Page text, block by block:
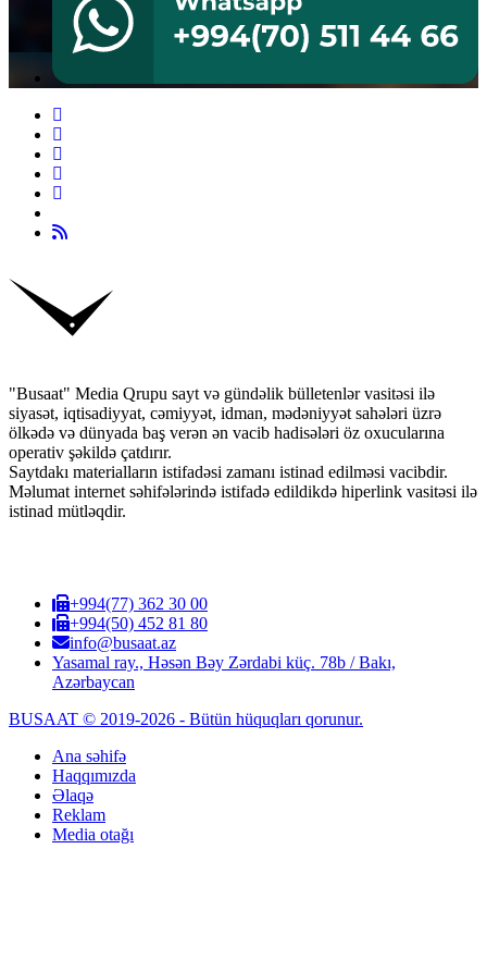
"Busaat" Media Qrupu sayt və gündəlik bülletenlər vasitəsi ilə
siyasət, iqtisadiyyat, cəmiyyət, idman, mədəniyyət sahələri üzrə
ölkədə və dünyada baş verən ən vacib hadisələri öz oxucularına
operativ şəkildə çatdırır.
Saytdakı materialların istifadəsi zamanı istinad edilməsi vacibdir.
Məlumat internet səhifələrində istifadə edildikdə hiperlink vasitəsi ilə
istinad mütləqdir.
+994(77) 362 30 00
+994(50) 452 81 80
info@busaat.az
Yasamal ray., Həsən Bəy Zərdabi küç. 78b / Bakı,
Azərbaycan
BUSAAT © 2019-2026 - Bütün hüquqları qorunur.
Ana səhifə
Haqqımızda
Əlaqə
Reklam
Media otağı